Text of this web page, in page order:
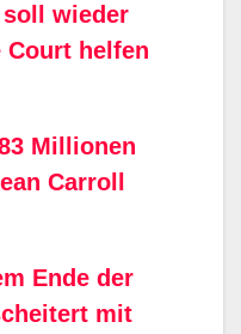
wieder
Court helfen
Millionen
Carroll
Ende der
mit